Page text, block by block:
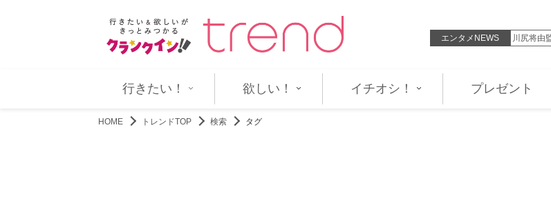
エンタメNEWS
川尻将由監督作『CHERRY AND VIRGIN』ファンタジア国際映画祭・… 『トイ・
行きたい！ 欲しい！ イチオシ！ プレゼント
HOME トレンドTOP 検索 タグ